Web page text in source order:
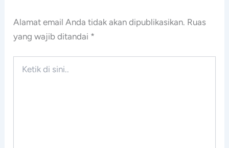
Alamat email Anda tidak akan dipublikasikan. Ruas
yang wajib ditandai *